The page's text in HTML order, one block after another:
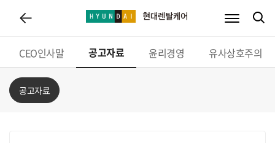
회사소개 사업소개 브랜드스토리 인재채용 파트너십
CEO인사말 공고자료 윤리경영 유사상호주의
공고자료